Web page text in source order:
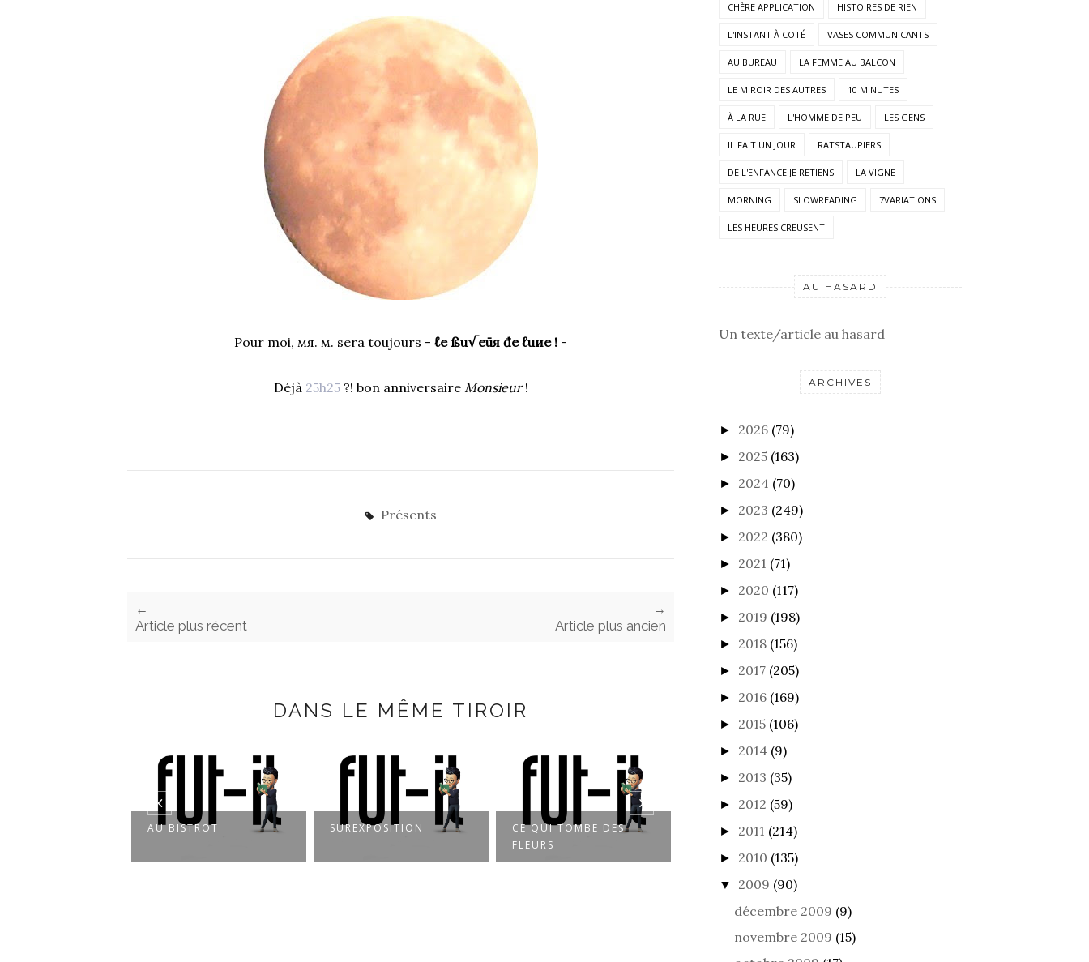
Pour moi, мя. м. sera toujours -ℓe ßu√eūя đe ℓuиe ! -
Déjà 25h25?! bon anniversaire Monsieur!
Présents
←
Article plus récent
→
Article plus ancien
DANS LE MÊME TIROIR
AU BISTROT SUREXPOSITION
CE QUI TOMBE DES
FLEURS
À LA MESURE DE
CHÈRE APPLICATION HISTOIRES DE RIEN
L'INSTANT À COTÉ VASES COMMUNICANTS
AU BUREAU LA FEMME AU BALCON
LE MIROIR DES AUTRES 10 MINUTES
À LA RUE L'HOMME DE PEU LES GENS
IL FAIT UN JOUR RATSTAUPIERS
DE L'ENFANCE JE RETIENS LA VIGNE
MORNING SLOWREADING 7VARIATIONS
LES HEURES CREUSENT
AU HASARD
Un texte/article au hasard
ARCHIVES
► 2026 (79)
► 2025 (163)
► 2024 (70)
► 2023 (249)
► 2022 (380)
► 2021 (71)
► 2020 (117)
► 2019 (198)
► 2018 (156)
► 2017 (205)
► 2016 (169)
► 2015 (106)
► 2014 (9)
► 2013 (35)
► 2012 (59)
► 2011 (214)
► 2010 (135)
▼ 2009 (90)
décembre 2009 (9)
novembre 2009 (15)